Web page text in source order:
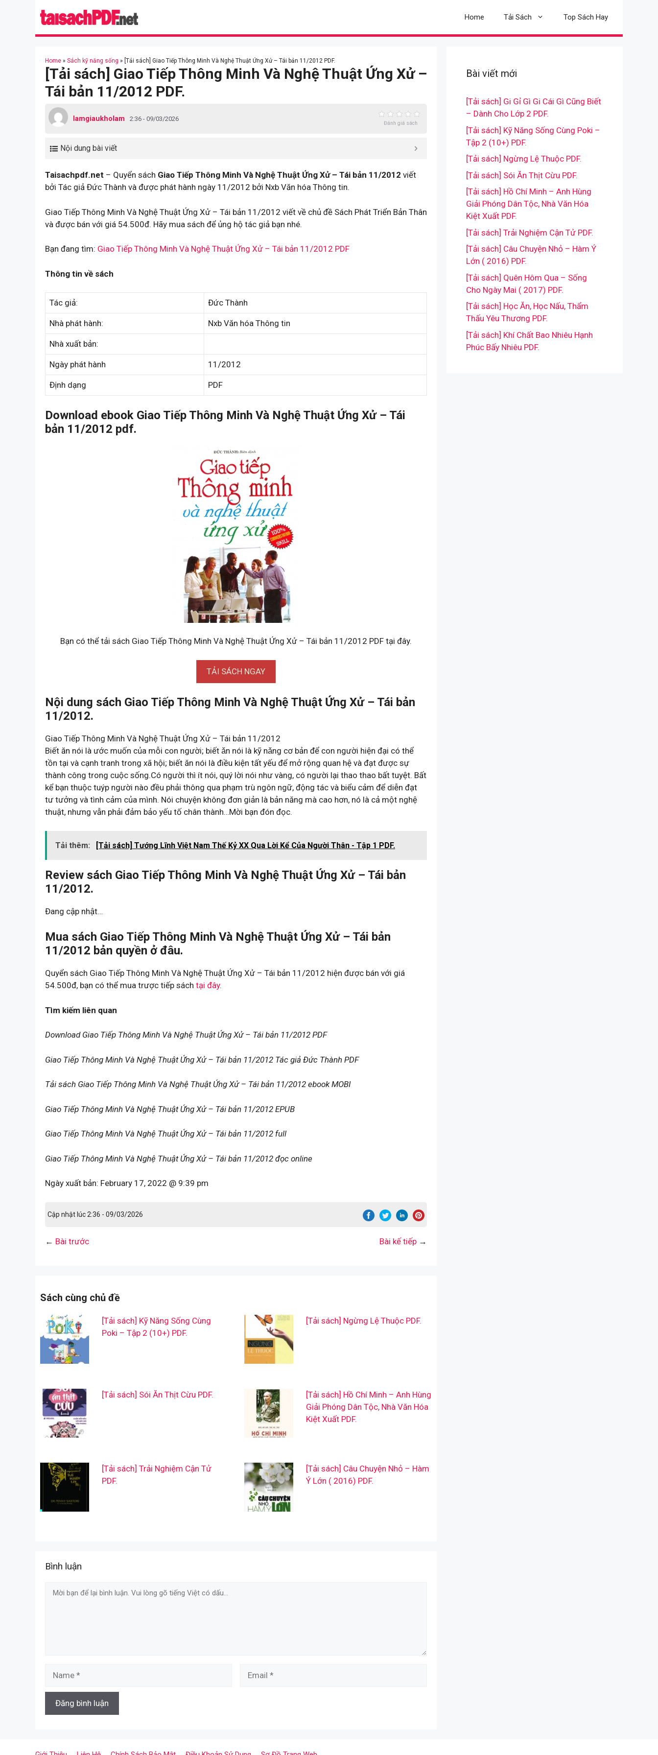
Home Tải Sách Top Sách Hay
Home » Sách kỹ năng sống » [Tải sách] Giao Tiếp Thông Minh Và Nghệ Thuật Ứng Xử – Tái bản 11/2012 PDF.
[Tải sách] Giao Tiếp Thông Minh Và Nghệ Thuật Ứng Xử –
Tái bản 11/2012 PDF.
lamgiaukholam 2:36 - 09/03/2026
Đánh giá sách
Nội dung bài viết
Taisachpdf.net – Quyển sách Giao Tiếp Thông Minh Và Nghệ Thuật Ứng Xử – Tái bản 11/2012 viết
bởi Tác giả Đức Thành và được phát hành ngày 11/2012 bởi Nxb Văn hóa Thông tin.
Giao Tiếp Thông Minh Và Nghệ Thuật Ứng Xử – Tái bản 11/2012 viết về chủ đề Sách Phát Triển Bản Thân
và được bán với giá 54.500đ. Hãy mua sách để ủng hộ tác giả bạn nhé.
Bạn đang tìm: Giao Tiếp Thông Minh Và Nghệ Thuật Ứng Xử – Tái bản 11/2012 PDF
Thông tin về sách
Tác giả: Đức Thành
Nhà phát hành: Nxb Văn hóa Thông tin
Nhà xuất bản:
Ngày phát hành 11/2012
Định dạng PDF
Download ebook Giao Tiếp Thông Minh Và Nghệ Thuật Ứng Xử – Tái
bản 11/2012 pdf.
Bạn có thể tải sách Giao Tiếp Thông Minh Và Nghệ Thuật Ứng Xử – Tái bản 11/2012 PDF tại đây.
TẢI SÁCH NGAY
Nội dung sách Giao Tiếp Thông Minh Và Nghệ Thuật Ứng Xử – Tái bản
11/2012.
Giao Tiếp Thông Minh Và Nghệ Thuật Ứng Xử – Tái bản 11/2012
Biết ăn nói là ước muốn của mỗi con người; biết ǎn nói là kỹ nǎng cơ bản để con người hiện đại có thể
tồn tại và cạnh tranh trong xã hội; biết ăn nói là điều kiện tất yếu để mở rộng quan hệ và đạt được sự
thành công trong cuộc sống.Có người thì ít nói, quý lời nói như vàng, có người lại thao thao bất tuyệt. Bất
kể bạn thuộc tuýp người nào đều phải thông qua phạm trù ngôn ngữ, động tác và biểu cảm để diễn đạt
tư tưởng và tình cảm của mình. Nói chuyện không đơn giản là bản năng mà cao hơn, nó là cả một nghệ
thuật, nhưng vẫn phải đảm bảo yếu tố chân thành…Mời bạn đón đọc.
Tải thêm: [Tải sách] Tướng Lĩnh Việt Nam Thế Kỷ XX Qua Lời Kể Của Người Thân - Tập 1 PDF.
Review sách Giao Tiếp Thông Minh Và Nghệ Thuật Ứng Xử – Tái bản
11/2012.
Đang cập nhật…
Mua sách Giao Tiếp Thông Minh Và Nghệ Thuật Ứng Xử – Tái bản
11/2012 bản quyền ở đâu.
Quyển sách Giao Tiếp Thông Minh Và Nghệ Thuật Ứng Xử – Tái bản 11/2012 hiện được bán với giá
54.500đ, bạn có thể mua trược tiếp sách tại đây.
Tìm kiếm liên quan
Download Giao Tiếp Thông Minh Và Nghệ Thuật Ứng Xử – Tái bản 11/2012 PDF
Giao Tiếp Thông Minh Và Nghệ Thuật Ứng Xử – Tái bản 11/2012 Tác giả Đức Thành PDF
Tải sách Giao Tiếp Thông Minh Và Nghệ Thuật Ứng Xử – Tái bản 11/2012 ebook MOBI
Giao Tiếp Thông Minh Và Nghệ Thuật Ứng Xử – Tái bản 11/2012 EPUB
Giao Tiếp Thông Minh Và Nghệ Thuật Ứng Xử – Tái bản 11/2012 full
Giao Tiếp Thông Minh Và Nghệ Thuật Ứng Xử – Tái bản 11/2012 đọc online
Ngày xuất bản: February 17, 2022 @ 9:39 pm
Cập nhật lúc 2:36 - 09/03/2026
← Bài trước Bài kế tiếp →
Sách cùng chủ đề
[Tải sách] Kỹ Năng Sống Cùng
Poki – Tập 2 (10+) PDF.
[Tải sách] Ngừng Lệ Thuộc PDF.
[Tải sách] Sói Ăn Thịt Cừu PDF.
[Tải sách] Hồ Chí Minh – Anh Hùng
Giải Phóng Dân Tộc, Nhà Văn Hóa
Kiệt Xuất PDF.
[Tải sách] Trải Nghiệm Cận Tử
PDF.
[Tải sách] Câu Chuyện Nhỏ – Hàm
Ý Lớn ( 2016) PDF.
Bình luận
Comment
Bài viết mới
[Tải sách] Gi Gỉ Gì Gi Cái Gì Cũng Biết
– Dành Cho Lớp 2 PDF.
[Tải sách] Kỹ Năng Sống Cùng Poki –
Tập 2 (10+) PDF.
[Tải sách] Ngừng Lệ Thuộc PDF.
[Tải sách] Sói Ăn Thịt Cừu PDF.
[Tải sách] Hồ Chí Minh – Anh Hùng
Giải Phóng Dân Tộc, Nhà Văn Hóa
Kiệt Xuất PDF.
[Tải sách] Trải Nghiệm Cận Tử PDF.
[Tải sách] Câu Chuyện Nhỏ – Hàm Ý
Lớn ( 2016) PDF.
[Tải sách] Quên Hôm Qua – Sống
Cho Ngày Mai ( 2017) PDF.
[Tải sách] Học Ăn, Học Nấu, Thẩm
Thấu Yêu Thương PDF.
[Tải sách] Khí Chất Bao Nhiêu Hạnh
Phúc Bấy Nhiêu PDF.